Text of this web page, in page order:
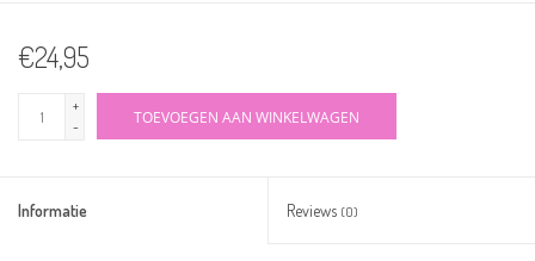
€24,95
+
-
TOEVOEGEN AAN WINKELWAGEN
Informatie Reviews (0)